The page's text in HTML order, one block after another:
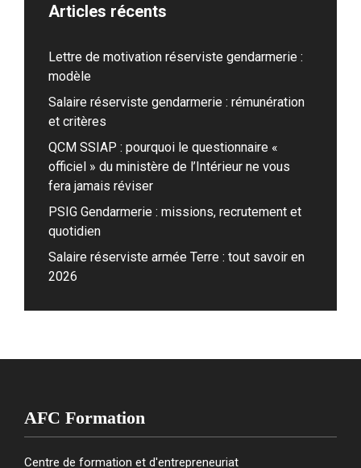
Articles récents
Lettre de motivation réserviste gendarmerie :
modèle
Salaire réserviste gendarmerie : rémunération
et critères
QCM SSIAP : pourquoi le questionnaire «
officiel » du ministère de l’Intérieur ne vous
fera jamais réviser
PSIG Gendarmerie : missions, recrutement et
quotidien
Salaire réserviste armée Terre : tout savoir en
2026
AFC Formation
Centre de formation et d'entrepreneuriat